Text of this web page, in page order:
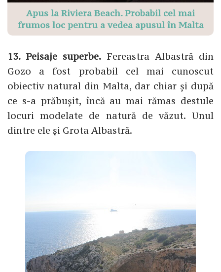
Apus la Riviera Beach. Probabil cel mai
frumos loc pentru a vedea apusul în Malta
13. Peisaje superbe. Fereastra Albastră din
Gozo a fost probabil cel mai cunoscut
obiectiv natural din Malta, dar chiar și după
ce s-a prăbușit, încă au mai rămas destule
locuri modelate de natură de văzut. Unul
dintre ele și Grota Albastră.